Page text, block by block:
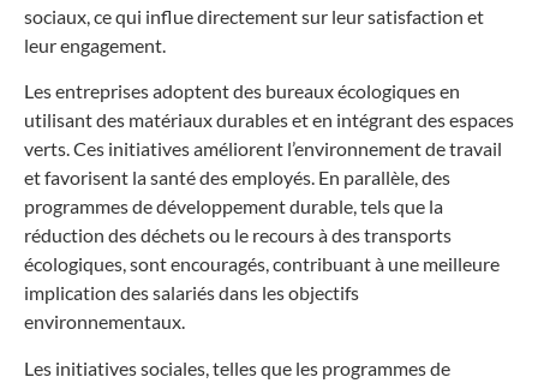
sociaux, ce qui influe directement sur leur satisfaction et
leur engagement.
Les entreprises adoptent des bureaux écologiques en
utilisant des matériaux durables et en intégrant des espaces
verts. Ces initiatives améliorent l’environnement de travail
et favorisent la santé des employés. En parallèle, des
programmes de développement durable, tels que la
réduction des déchets ou le recours à des transports
écologiques, sont encouragés, contribuant à une meilleure
implication des salariés dans les objectifs
environnementaux.
Les initiatives sociales, telles que les programmes de